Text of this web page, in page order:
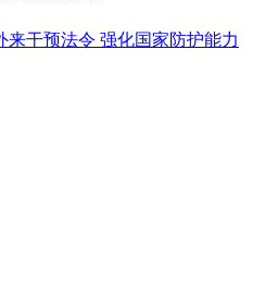
来干预法令 强化国家防护能力